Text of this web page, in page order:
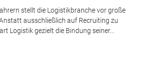
stellt die Logistikbranche vor große
ausschließlich auf Recruiting zu
Logistik gezielt die Bindung seiner...